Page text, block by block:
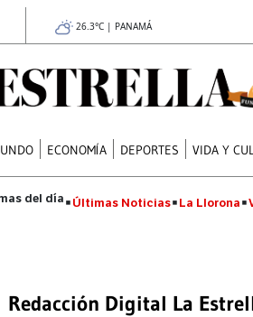
26.3°C | PANAMÁ
ECONOMÍA DEPORTES VIDA Y
Últimas Noticias La Llorona
Redacción Digital La